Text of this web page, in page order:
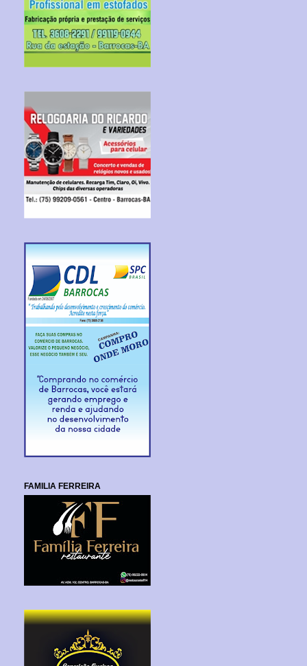
FAMILIA FERREIRA